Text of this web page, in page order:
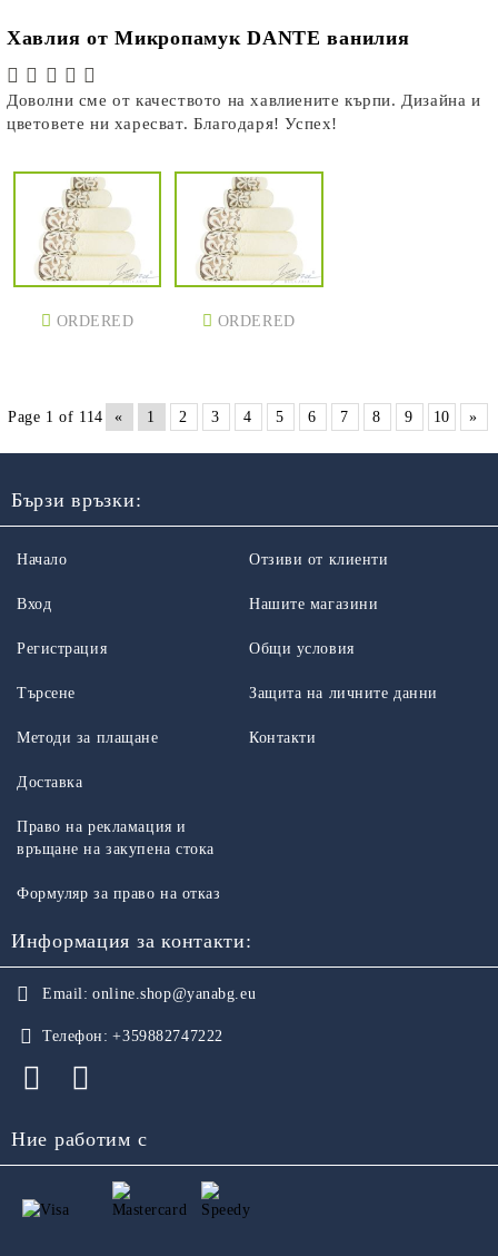
Хавлия от Микропамук DANTE ванилия
Доволни сме от качеството на хавлиените кърпи. Дизайна и
цветовете ни харесват. Благодаря! Успех!
ORDERED ORDERED
Page 1 of 114 « 1 2 3 4 5 6 7 8 9 10 »
Бързи връзки:
Начало
Вход
Регистрация
Търсене
Отзиви от клиенти
Нашите магазини
Общи условия
Защита на личните данни
Методи за плащане
Доставка
Право на рекламация и
връщане на закупена стока
Формуляр за право на отказ
Контакти
Информация за контакти:
Email: online.shop@yanabg.eu
Телефон: +359882747222
Ние работим с